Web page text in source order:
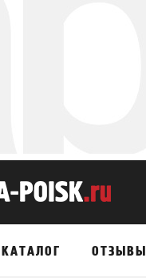
КАТАЛОГ ОТЗЫВЫ